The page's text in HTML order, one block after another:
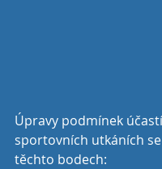
Úpravy podmínek
sportovních utkáních
těchto bodech: